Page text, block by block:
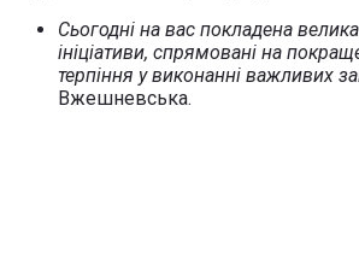
Сьогодні на вас покладена
ініціативи, спрямовані на
терпіння у виконанні важливих
Вжешневська.